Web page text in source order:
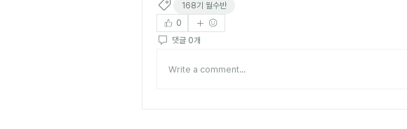
168기 월수반
0
댓글 0개
Write a comment...